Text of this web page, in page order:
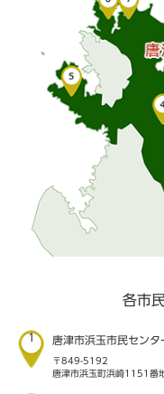
各市
1 唐津市浜玉市民センタ
〒849-5192
唐津市浜玉町浜崎1151番